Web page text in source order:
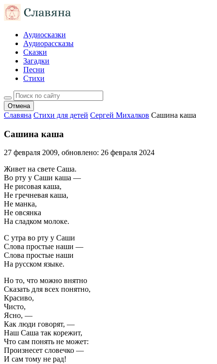
Аудиосказки
Аудиорассказы
Сказки
Загадки
Песни
Стихи
Отмена
Славяна Стихи для детей Сергей Михалков Сашина каша
Сашина каша
27 февраля 2009, обновлено: 26 февраля 2024
Живет на свете Саша.
Во рту у Саши каша —
Не рисовая каша,
Не гречневая каша,
Не манка,
Не овсянка
На сладком молоке.
С утра во рту у Саши
Слова простые наши —
Слова простые наши
На русском языке.
Но то, что можно внятно
Сказать для всех понятно,
Красиво,
Чисто,
Ясно, —
Как люди говорят, —
Наш Саша так корежит,
Что сам понять не может:
Произнесет словечко —
И сам тому не рад!